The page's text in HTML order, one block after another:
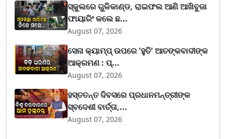
ସ୍କୁଲରେ ଗୁଳିକାଣ୍ଡ, ରାଇଫଲ ଆଣି ଆଖିବୁଜା
ଫାୟାରିଂ କଲେ ଛ...
August 07, 2026
ସେନା କ୍ୟାମ୍ପ୍ ଉପରେ 'ହୁତି' ଆତଙ୍କବାଦୀଙ୍କ
ଆକ୍ରମଣ : ପ୍...
August 07, 2026
ହସ୍ତତନ୍ତ ଦିବସରେ ପ୍ରଧାନମନ୍ତ୍ରୀଙ୍କ
ସ୍ବଦେଶୀ ବାର୍ତ୍ତା,...
August 07, 2026